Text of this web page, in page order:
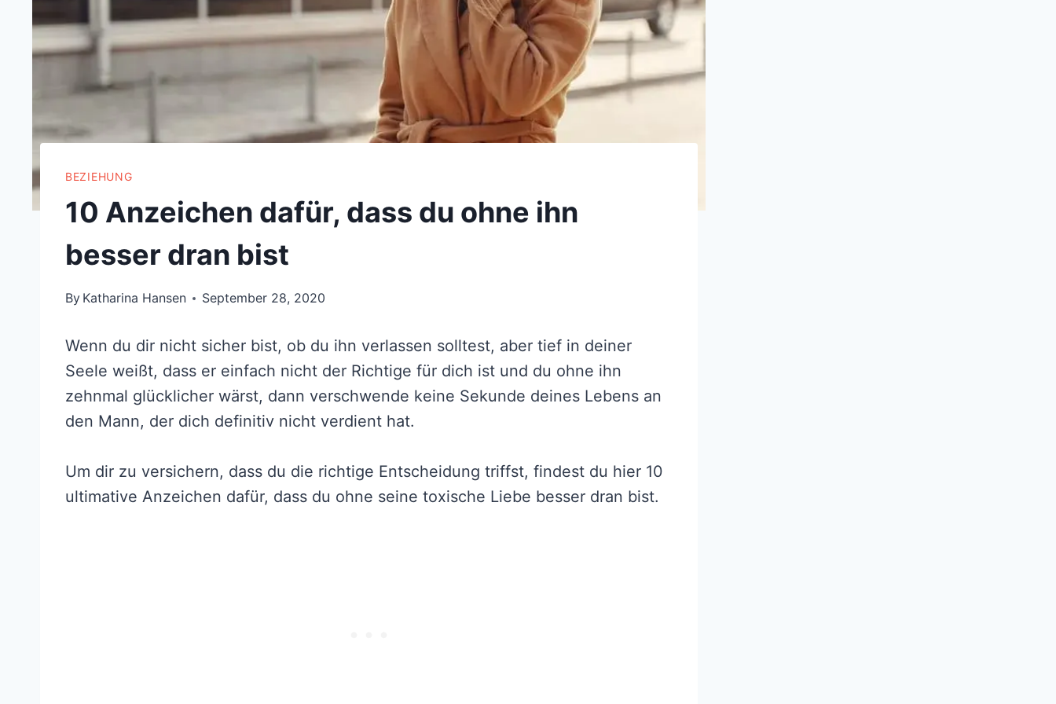
BEZIEHUNG
10 Anzeichen dafür, dass du ohne ihn
besser dran bist
By Katharina Hansen September 28, 2020
Wenn du dir nicht sicher bist, ob du ihn verlassen solltest, aber tief in deiner
Seele weißt, dass er einfach nicht der Richtige für dich ist und du ohne ihn
zehnmal glücklicher wärst, dann verschwende keine Sekunde deines Lebens an
den Mann, der dich definitiv nicht verdient hat.
Um dir zu versichern, dass du die richtige Entscheidung triffst, findest du hier 10
ultimative Anzeichen dafür, dass du ohne seine toxische Liebe besser dran bist.